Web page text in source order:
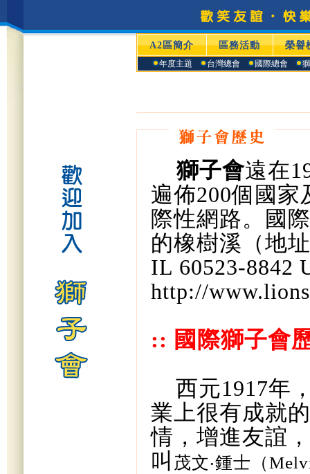
A2區簡介 區務活動 榮譽
年度主題 台灣總會 國際總會
獅子會遠在
遍佈200個國家
際性網路。
國
的橡樹溪（地
IL 60523-8842
http://
:: 國際獅子會
西元1917年
業上很有成就
情，增進友誼
叫 茂文‧鍾士（